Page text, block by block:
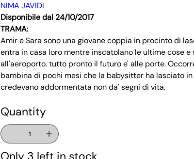
NIMA JAVIDI
Disponibile dal 24/10/2017
TRAMA:
Amir e Sara sono una giovane coppia in procinto di
entra in casa loro mentre inscatolano le ultime cose
all'aeroporto. tutto pronto il futuro e' alle porte.
bambina di pochi mesi che la babysitter ha lasciato
credevano addormentata non da' segni di vita.
Quantity